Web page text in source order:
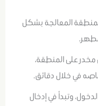
المعالجة بشكل
على المنطقة،
في خلال دقائق.
وتبدأ في إدخال